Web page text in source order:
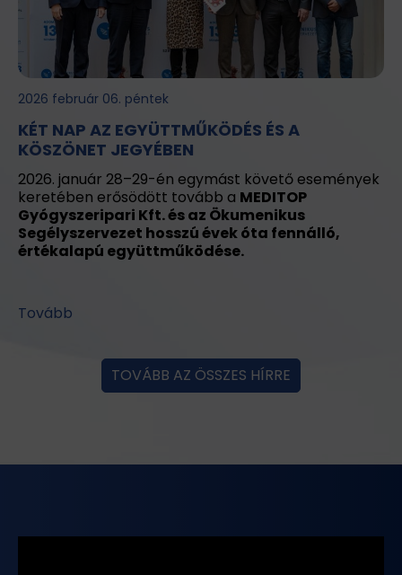
2026 február 06. péntek
KÉT NAP AZ EGYÜTTMŰKÖDÉS ÉS A
KÖSZÖNET JEGYÉBEN
2026. január 28–29-én egymást követő események
keretében erősödött tovább a MEDITOP
Gyógyszeripari Kft. és az Ökumenikus
Segélyszervezet hosszú évek óta fennálló,
értékalapú együttműködése.
Tovább
TOVÁBB AZ ÖSSZES HÍRRE